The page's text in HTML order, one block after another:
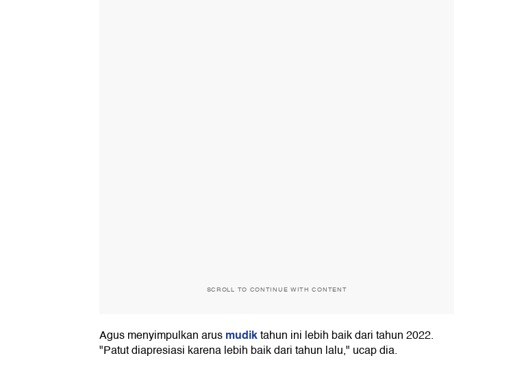
SCROLL TO CONTINUE WITH CONTENT
Agus menyimpulkan arusmudiktahun ini lebih baik dari tahun 2022.
"Patut diapresiasi karena lebih baik dari tahun lalu," ucap dia.